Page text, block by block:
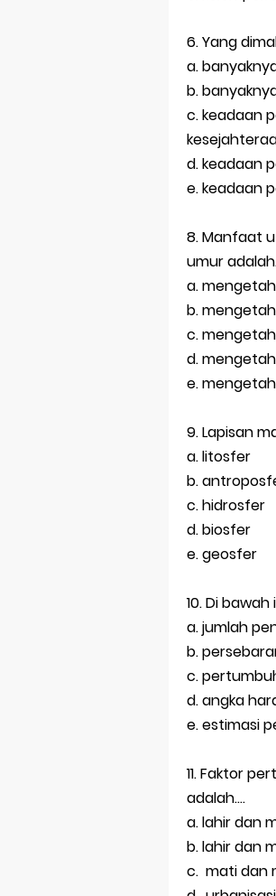
6. Yang
a.
b.
c. keadaan
d. keadaan
e. keadaan
8. Manfaat
umur
a.
b.
c.
d.
e.
9. Lapisan
a. litosfer
b.
c. hidrosfer
d. biosfer
e. geosfer
10. Di
a. jumlah
b.
c.
d. angka
e. estimasi
11. Faktor
adalah....
a. lahir dan
b. lahir dan
c. mati dan